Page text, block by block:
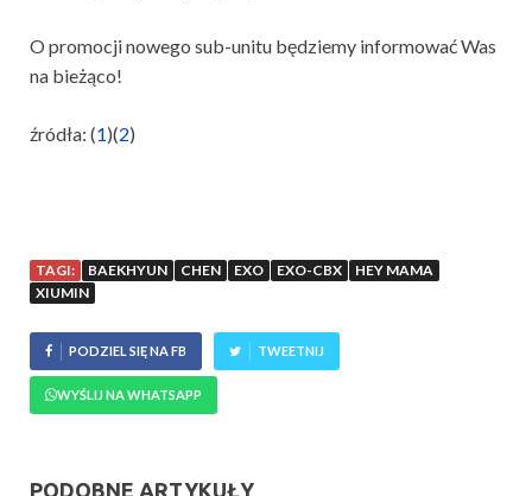
O promocji nowego sub-unitu będziemy informować Was
na bieżąco!
źródła: (1)(2)
TAGI: BAEKHYUN CHEN EXO EXO-CBX
HEY MAMA
XIUMIN
PODZIEL SIĘ NA FB TWEETNIJ
WYŚLIJ NA WHATSAPP
PODOBNE ARTYKUŁY